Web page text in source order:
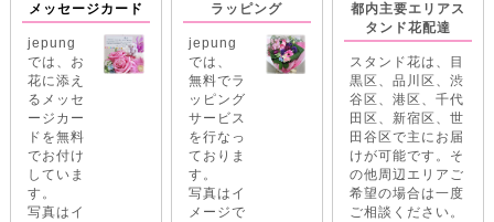
メッセージカード
jepung
では、お
花に添え
るメッセ
ージカー
ドを無料
でお付け
していま
す。
写真はイ
ラッピング
jepung
では、
無料でラ
ッピング
サービス
を行なっ
ておりま
す。
写真はイ
メージで
都内主要エリアス
タンド花配達
スタンド花は、目
黒区、品川区、渋
谷区、港区、千代
田区、新宿区、世
田谷区で主にお届
けが可能です。そ
の他周辺エリアご
希望の場合は一度
ご相談ください。